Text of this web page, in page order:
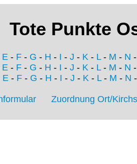
Tote Punkte
E - F - G - H - I - J - K - L- M - N -
E - F - G - H - I - J - K - L- M - N -
E- F- G - H - I - J - K- L- M - N -
Zuordnung Ort/